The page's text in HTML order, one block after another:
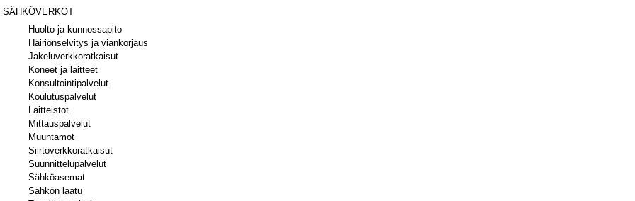
SÄHKÖVERKOT
Huolto ja kunnossapito
Häiriönselvitys ja viankorjaus
Jakeluverkkoratkaisut
Koneet ja laitteet
Konsultointipalvelut
Koulutuspalvelut
Laitteistot
Mittauspalvelut
Muuntamot
Siirtoverkkoratkaisut
Suunnittelupalvelut
Sähköasemat
Sähkön laatu